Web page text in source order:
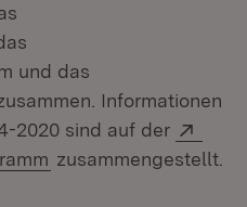
und das
Informationen
2020 sind auf der
(Öffnet in neuem
zusammengestellt.